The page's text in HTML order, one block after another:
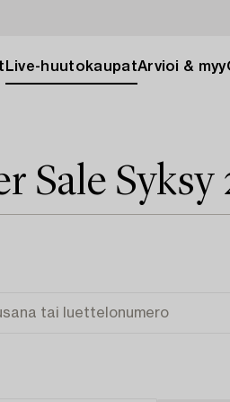
Live-huutokaupatArvioi & myy
Syksy